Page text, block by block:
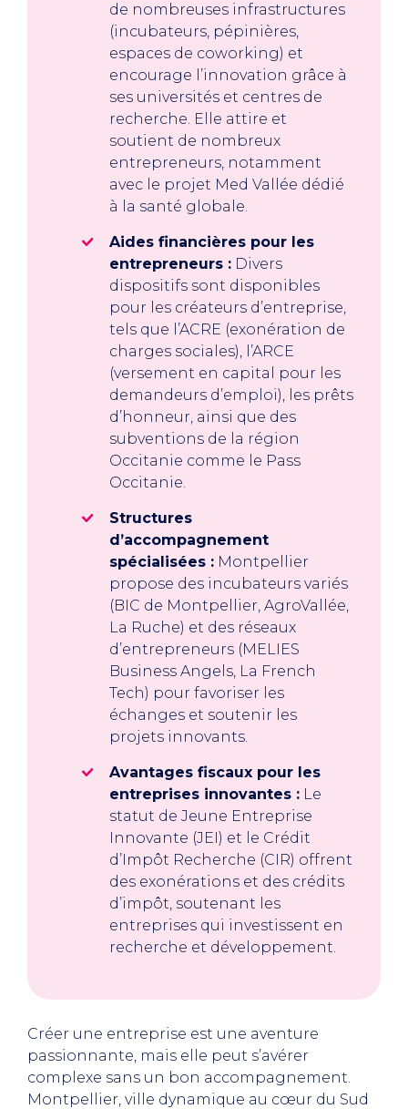
de nombreuses infrastructures
(incubateurs, pépinières,
espaces de coworking) et
encourage l’innovation grâce à
ses universités et centres de
recherche. Elle attire et
soutient de nombreux
entrepreneurs, notamment
avec le projet Med Vallée dédié
à la santé globale.
Aides financières pour les
entrepreneurs : Divers
dispositifs sont disponibles
pour les créateurs d’entreprise,
tels que l’ACRE (exonération de
charges sociales), l’ARCE
(versement en capital pour les
demandeurs d’emploi), les prêts
d’honneur, ainsi que des
subventions de la région
Occitanie comme le Pass
Occitanie.
Structures
d’accompagnement
spécialisées : Montpellier
propose des incubateurs variés
(BIC de Montpellier, AgroVallée,
La Ruche) et des réseaux
d’entrepreneurs (MELIES
Business Angels, La French
Tech) pour favoriser les
échanges et soutenir les
projets innovants.
Avantages fiscaux pour les
entreprises innovantes : Le
statut de Jeune Entreprise
Innovante (JEI) et le Crédit
d’Impôt Recherche (CIR) offrent
des exonérations et des crédits
d’impôt, soutenant les
entreprises qui investissent en
recherche et développement.
Créer une entreprise est une aventure
passionnante, mais elle peut s’avérer
complexe sans un bon accompagnement.
Montpellier, ville dynamique au cœur du Sud